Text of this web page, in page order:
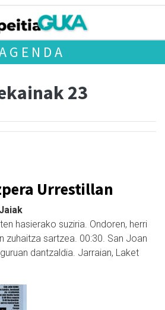
23
Urrestillan
hasierako suziria. Ondoren, herri
zuhaitza sartzea. 00:30. San Joan
dantzaldia. Jarraian, Laket